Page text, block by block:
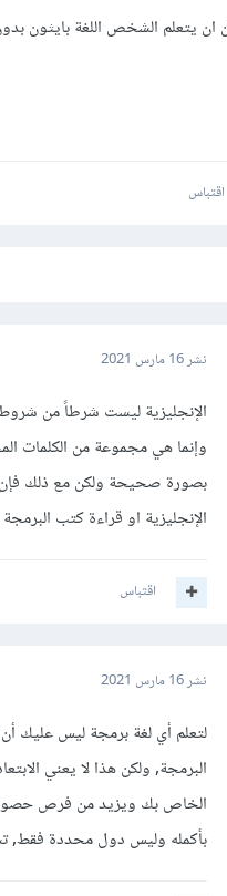
يتعلم الشخص اللغة بايثون
اقتباس
نشر16 مارس 2021
الإنجليزية ليست شرطاً من شروط
وإنما هي مجموعة من الكلمات
بصورة صحيحة ولكن مع ذلك فإن
الإنجليزية او قراءة كتب
اقتباس
نشر16 مارس 2021
لتعلم أي لغة برمجة ليس عليك
البرمجة, ولكن هذا لا يعني
الخاص بك ويزيد من فرص حصولك
بأكمله وليس دول محددة فقط,